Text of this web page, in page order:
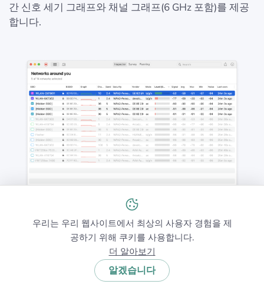
간 신호 세기 그래프와 채널 그래프(6 GHz 포함)를 제공
합니다.
모든 것이 시각적으로 표시되고 읽기 쉬우며, 밴드, 채널,
신호 세기, 보안 또는 제조업체별로 필터링할 수 있어, 지
금 어떤 네트워크가 간섭을 일으키는지 확인할 때 완벽
우리는 우리 웹사이트에서 최상의 사용자 경험을 제
공하기 위해 쿠키를 사용합니다.
더 알아보기
알겠습니다